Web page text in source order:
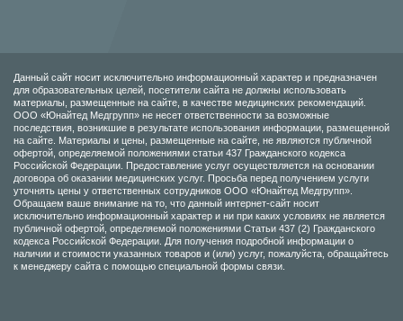
Данный сайт носит исключительно информационный характер и предназначен
для образовательных целей, посетители сайта не должны использовать
материалы, размещенные на сайте, в качестве медицинских рекомендаций.
ООО «Юнайтед Медгрупп» не несет ответственности за возможные
последствия, возникшие в результате использования информации, размещенной
на сайте. Материалы и цены, размещенные на сайте, не являются публичной
офертой, определяемой положениями статьи 437 Гражданского кодекса
Российской Федерации. Предоставление услуг осуществляется на основании
договора об оказании медицинских услуг. Просьба перед получением услуги
уточнять цены у ответственных сотрудников ООО «Юнайтед Медгрупп».
Обращаем ваше внимание на то, что данный интернет-сайт носит
исключительно информационный характер и ни при каких условиях не является
публичной офертой, определяемой положениями Статьи 437 (2) Гражданского
кодекса Российской Федерации. Для получения подробной информации о
наличии и стоимости указанных товаров и (или) услуг, пожалуйста, обращайтесь
к менеджеру сайта с помощью специальной формы связи.